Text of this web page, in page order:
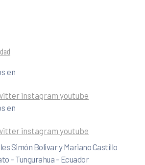
en
instagram youtube
en
instagram youtube
Simón Bolivar y Mariano Castillo
– Tungurahua – Ecuador